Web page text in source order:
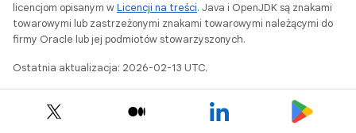
licencjom opisanym wLicencji na treści. Java i OpenJDK są znakami
towarowymi lub zastrzeżonymi znakami towarowymi należącymi do
firmy Oracle lub jej podmiotów stowarzyszonych.
Ostatnia aktualizacja: 2026-02-13 UTC.